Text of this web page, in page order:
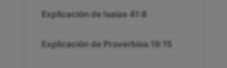
Explicación de Isaías 41:8
Explicación de Proverbios 19:15